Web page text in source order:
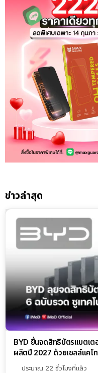
ข่าวล่าสุด
BYD ยื่นจดสิทธิบัตรแบตเ
ผลิตปี 2027 ด้วยเซลล์แคโ
ประมาณ 22 ชั่วโมงที่แล้ว